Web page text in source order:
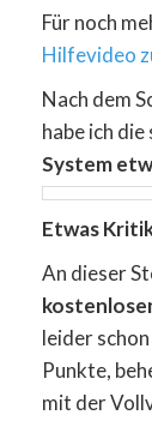
Für noch
Hilfevideo
Nach dem
habe ich
System
Etwas
An dieser
leider
Punkte,
mit der